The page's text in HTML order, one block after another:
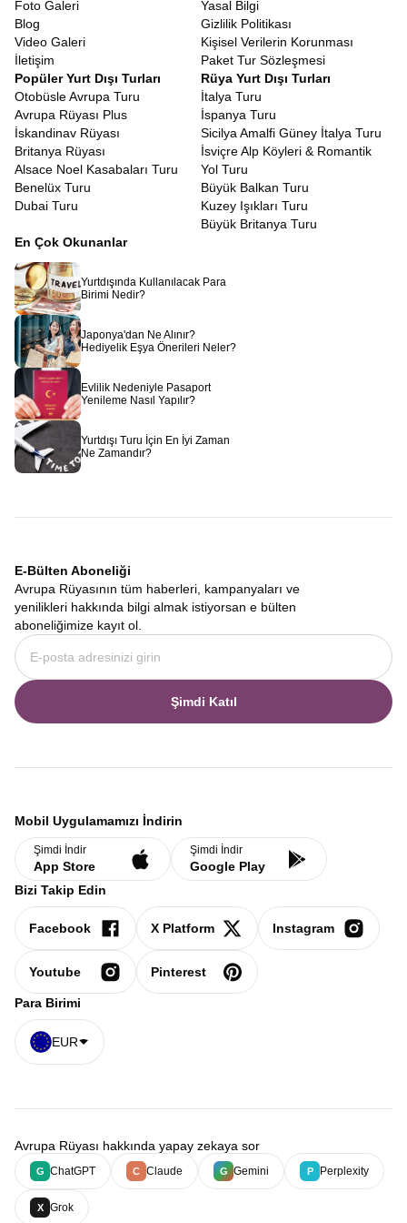
gereklidir. Biz de Avrupa Rüyası olarak Güney Fransa turu vize
konusunda sizlere tam destek sunuyoruz. Evrak hazırlığından
randevu süreçlerine kadar tüm aşamalarda danışmanlarımız
yanınızda oluyor. Bazı pasaport türlerinin vizeden muaf olması ise
ayrı bir kolaylık sağlıyor. Başvuru sürecinin nasıl ilerleyeceğini
size adım adım aktarıyoruz.
Fransa Rivierası Turu Ekstra Turlar Dahil
Birçoğunun aklına yaz ayları gelse de,
Fransa Rivierası kış turu
bambaşka bir huzur taşıyor. Yaz kalabalığı yok, şehirler daha
sakin, manzaralar daha dingin. Kışın bile ılıman olan iklim
sayesinde dış mekânların tadını çıkarabilir, Provence’ın sessiz
köylerinde fotoğraf çekebilir, sahil boyunca romantik yürüyüşler
yapabilirsiniz. Kış döneminde otellerin uygun fiyatlarla hizmet
vermesi ise ekstra bir avantaj sunuyor.
Avrupa Rüyası olarak hazırladığımız bu tur, yalnızca bir yolculuk
değil, duyularınızı besleyen, ruhunuzu dinlendiren, estetik algınızı
genişleten bir deneyimdir.
Turuile Provence köyleri, şarap bağları, lüks sahil kasabaları ve
tarih dolu şehirler. Hepsi aynı programın içinde birleşiyor. Eğer siz
de Akdeniz’in güneşine, Provence’ın lavanta kokulu sokaklarına
ve Rivierası’nın zarafetine dokunmak istiyorsanız doğru
yerdesiniz. Bu masalsı yolculuğu birlikte gerçekleştirmek için
Avrupa Rüyası
Foto Galeri
Blog
Video Galeri
İletişim
Yasal Bilgi
Gizlilik Politikası
Kişisel Verilerin Korunması
Paket Tur Sözleşmesi
Popüler Yurt Dışı Turları
Otobüsle Avrupa Turu
Avrupa Rüyası Plus
İskandinav Rüyası
Britanya Rüyası
Alsace Noel Kasabaları Turu
Benelüx Turu
Dubai Turu
Rüya Yurt Dışı Turları
İtalya Turu
İspanya Turu
Sicilya Amalfi Güney İtalya Turu
İsviçre Alp Köyleri & Romantik
Yol Turu
Büyük Balkan Turu
Kuzey Işıkları Turu
Büyük Britanya Turu
En Çok Okunanlar
Yurtdışında Kullanılacak Para
Birimi Nedir?
Japonya'dan Ne Alınır?
Hediyelik Eşya Önerileri Neler?
Evlilik Nedeniyle Pasaport
Yenileme Nasıl Yapılır?
Yurtdışı Turu İçin En İyi Zaman
Ne Zamandır?
E-Bülten Aboneliği
Avrupa Rüyasının tüm haberleri, kampanyaları ve
yenilikleri hakkında bilgi almak istiyorsan e bülten
aboneliğimize kayıt ol.
Şimdi Katıl
Mobil Uygulamamızı İndirin
Şimdi İndir
App Store
Şimdi İndir
Google Play
Bizi Takip Edin
Facebook X Platform Instagram
Youtube Pinterest
Para Birimi
EUR
Avrupa Rüyası hakkında yapay zekaya sor
G ChatGPT C Claude G Gemini P Perplexity
X Grok